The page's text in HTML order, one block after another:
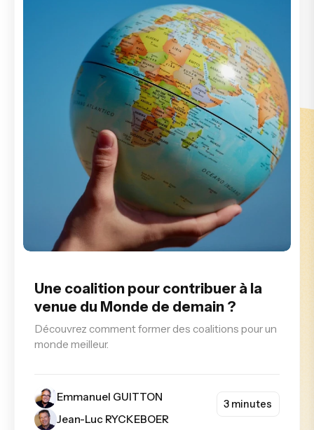
Une coalition pour contribuer à la
venue du Monde de demain ?
Découvrez comment former des coalitions pour un
monde meilleur.
Emmanuel GUITTON
Jean-Luc RYCKEBOER
3 minutes